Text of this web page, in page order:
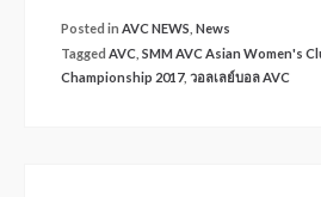
Posted in AVC NEWS News
Tagged AVC SMM AVC Asian Women's
Championship 2017, วอลเลย์บอล AVC